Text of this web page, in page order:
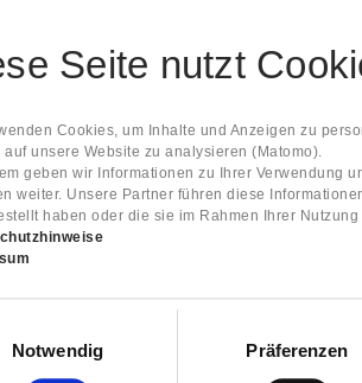
Seite nutzt
Cookies, um Inhalte und Anzeigen zu
auf unsere Website zu analysieren (Matomo).
geben wir Informationen zu Ihrer Verwendung
weiter. Unsere Partner führen diese
haben oder die sie im Rahmen Ihrer
Notwendig
Präferenzen